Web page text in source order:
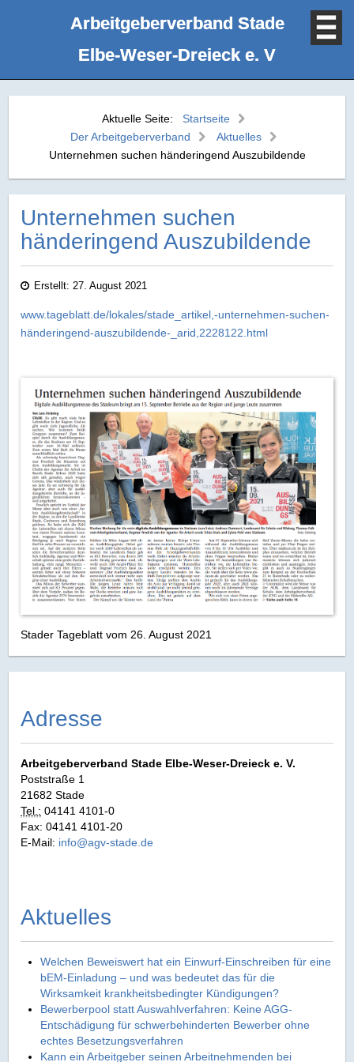
Arbeitgeberverband Stade
Elbe‑Weser‑Dreieck e. V
Aktuelle Seite:
Startseite
Der Arbeitgeberverband
Aktuelles
Unternehmen suchen händeringend Auszubildende
Unternehmen suchen
händeringend Auszubildende
Erstellt: 27. August 2021
www.tageblatt.de/lokales/stade_artikel,-unternehmen-suchen-
händeringend-auszubildende-_arid,2228122.html
Stader Tageblatt vom 26. August 2021
Adresse
Arbeitgeberverband Stade Elbe‑Weser‑Dreieck e. V.
Poststraße 1
21682 Stade
Tel.: 04141 4101-0
Fax: 04141 4101-20
E-Mail: info@agv-stade.de
Aktuelles
Welchen Beweiswert hat ein Einwurf-Einschreiben für eine
bEM-Einladung – und was bedeutet das für die
Wirksamkeit krankheitsbedingter Kündigungen?
Bewerberpool statt Auswahlverfahren: Keine AGG-
Entschädigung für schwerbehinderten Bewerber ohne
echtes Besetzungsverfahren
Kann ein Arbeitgeber seinen Arbeitnehmenden bei